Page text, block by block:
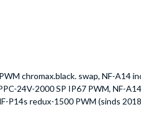
chromax.black. swap, NF-A14
24V-2000 SP IP67 PWM, NF-
P14s redux-1500 PWM (sinds